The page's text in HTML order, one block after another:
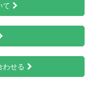
て
わせる